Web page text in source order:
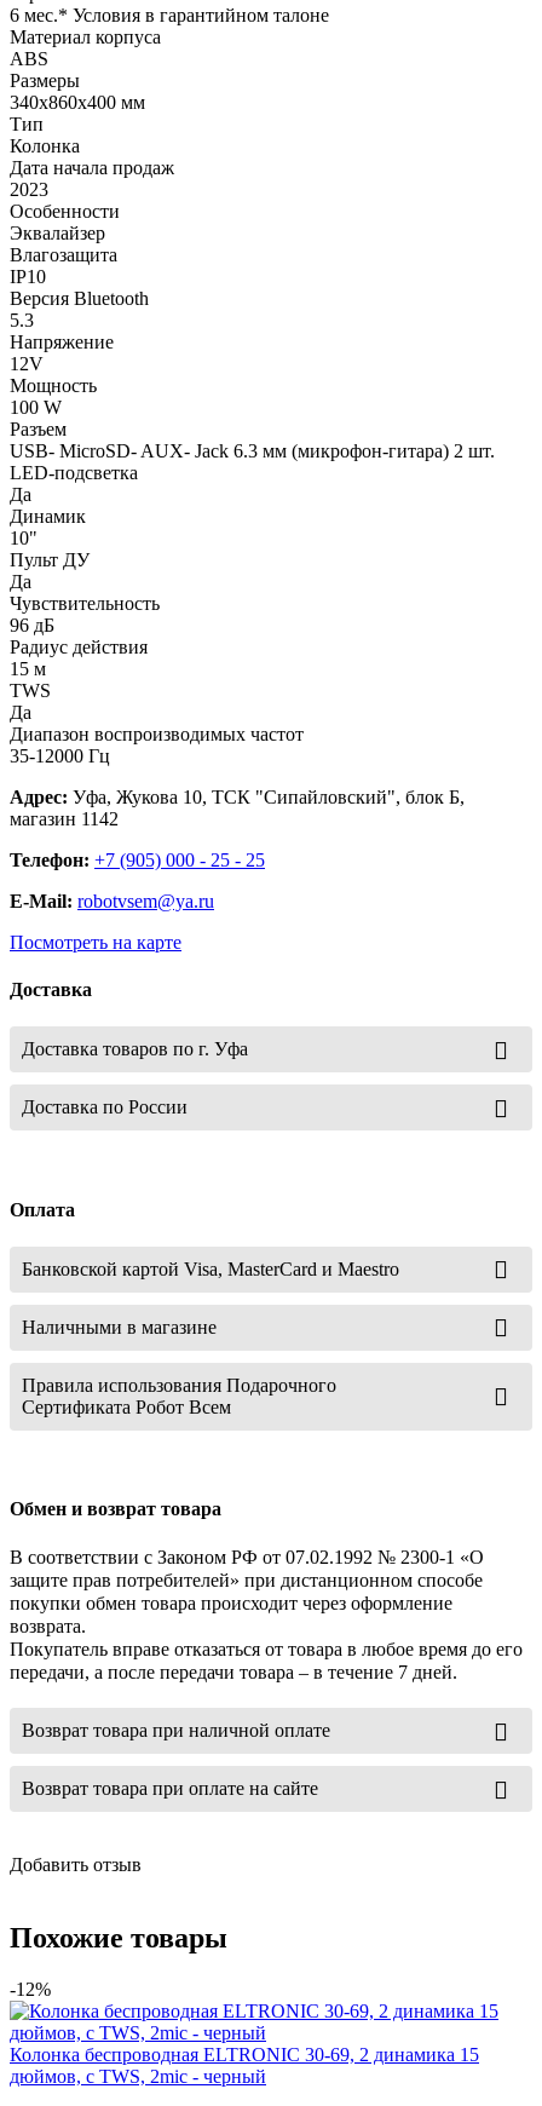
6 мес.* Условия в гарантийном талоне
Материал корпуса
ABS
Размеры
340x860x400 мм
Тип
Колонка
Дата начала продаж
2023
Особенности
Эквалайзер
Влагозащита
IP10
Версия Bluetooth
5.3
Напряжение
12V
Мощность
100 W
Разъем
USB- MicroSD- AUX- Jack 6.3 мм (микрофон-гитара) 2 шт.
LED-подсветка
Да
Динамик
10"
Пульт ДУ
Да
Чувствительность
96 дБ
Радиус действия
15 м
TWS
Да
Диапазон воспроизводимых частот
35-12000 Гц
Адрес: Уфа, Жукова 10, ТСК "Сипайловский", блок Б,
магазин 1142
Телефон: +7 (905) 000 - 25 - 25
E-Mail: robotvsem@ya.ru
Посмотреть на карте
Доставка
Доставка товаров по г. Уфа
Доставка по России
Оплата
Банковской картой Visa, MasterCard и Maestro
Наличными в магазине
Правила использования Подарочного
Сертификата Робот Всем
Обмен и возврат товара
В соответствии с Законом РФ от 07.02.1992 № 2300-1 «О
защите прав потребителей» при дистанционном способе
покупки обмен товара происходит через оформление
возврата.
Покупатель вправе отказаться от товара в любое время до его
передачи, а после передачи товара – в течение 7 дней.
Возврат товара при наличной оплате
Возврат товара при оплате на сайте
Добавить отзыв
Похожие товары
-12%
Колонка беспроводная ELTRONIC 30-69, 2 динамика 15
дюймов, с TWS, 2mic - черный